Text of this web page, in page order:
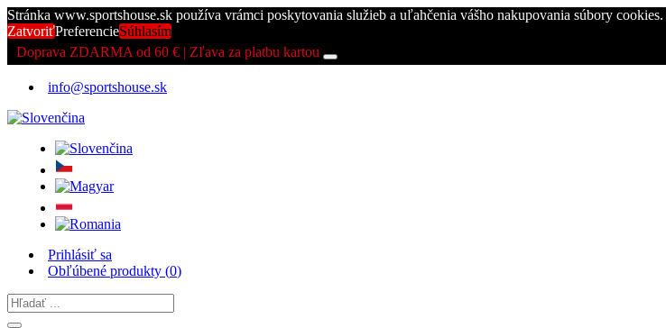
Stránka www.sportshouse.sk používa vrámci poskytovania služieb a uľahčenia vášho nakupovania súbory cookies.
ZatvoriťPreferencieSúhlasím
Doprava ZDARMA od 60 € | Zľava za platbu kartou
info@sportshouse.sk
Prihlásiť sa
Obľúbené produkty (0)